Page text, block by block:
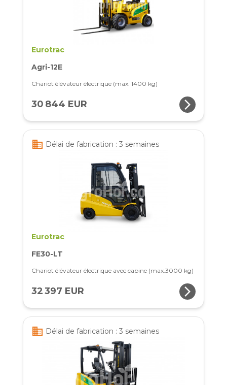
Eurotrac
Agri-12E
Chariot élévateur électrique (max. 1400 kg)
30 844 EUR arrow_forward_ios
business Délai de fabrication : 3 semaines
Eurotrac
FE30-LT
Chariot élévateur électrique avec cabine (max.3000 kg)
32 397 EUR arrow_forward_ios
business Délai de fabrication : 3 semaines